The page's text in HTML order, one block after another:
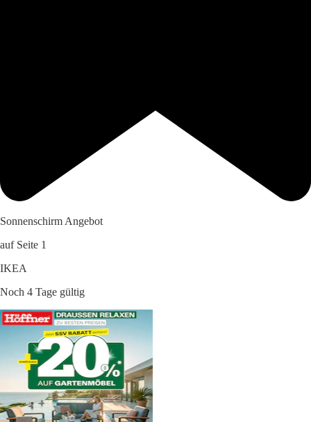
Sonnenschirm Angebot
auf Seite 1
IKEA
Noch 4 Tage gültig